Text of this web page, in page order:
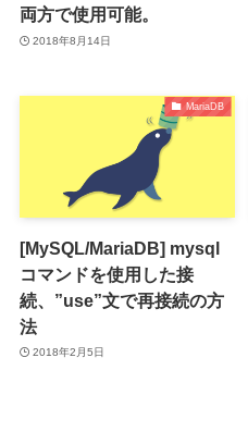
両方で使用可能。
2018年8月14日
MariaDB
[MySQL/MariaDB] mysql
コマンドを使用した接
続、”use”文で再接続の方
法
2018年2月5日